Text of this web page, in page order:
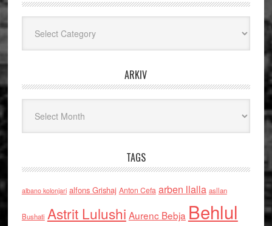
ARKIV
TAGS
albano kolonjari alfons Grishaj Anton Cefa arben llalla asllan
Bushati Astrit Lulushi Aurenc Bebja Behlul